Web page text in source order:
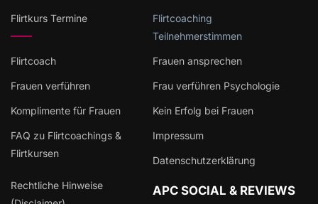
Flirtkurs Termine
Flirtcoaching
Teilnehmerstimmen
Flirtcoach Frauen ansprechen
Frauen verführen Frau verführen Psychologie
Komplimente für Frauen Kein Erfolg bei Frauen
FAQ zu Flirtcoachings &
Flirtkursen
Impressum
Datenschutzerklärung
Rechtliche Hinweise
APC SOCIAL & REVIEWS